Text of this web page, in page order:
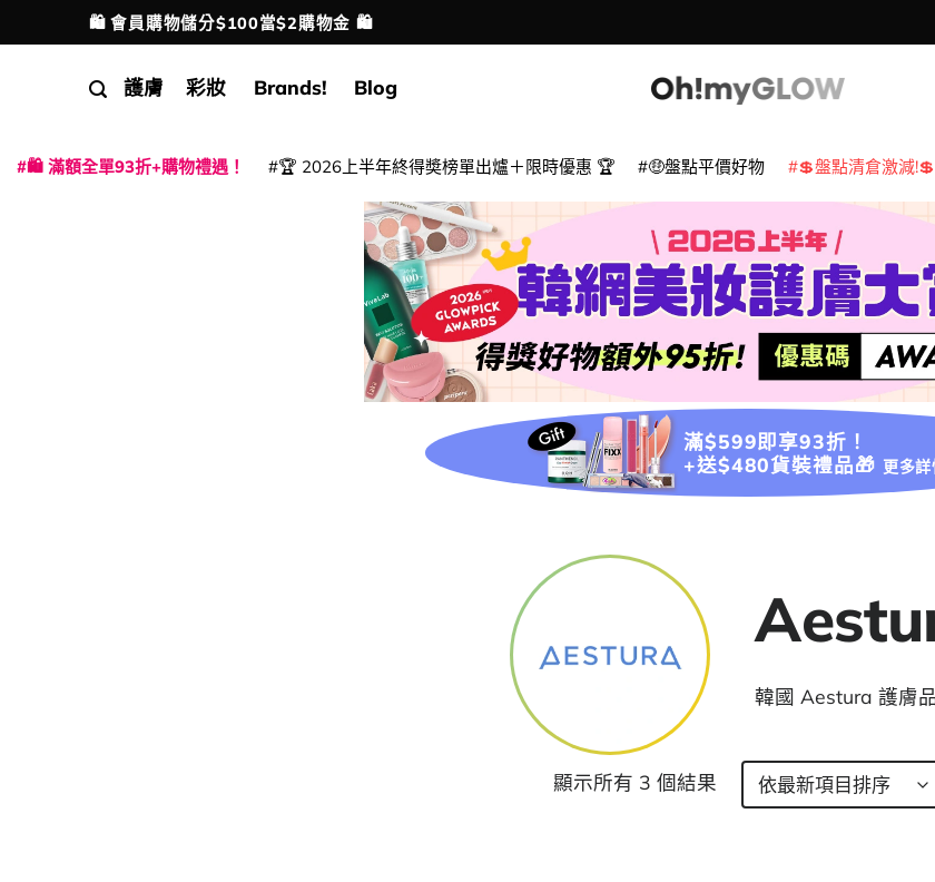
to
配送港澳
🛍️ 會員購物儲分$100當$2購物金 🛍️
護膚 彩妝 Brands! Blog
🛍️ 滿額全單93折+購物禮遇！ 🏆 2026上半年終得奬榜單出爐＋限時優惠 🏆 🤑盤點平價好物 💲盤點清倉激減!💲
滿$599即享93折！
+送$480貨裝禮品🎁 更多
韓國 Aestura 護膚
顯示所有 3 個結果